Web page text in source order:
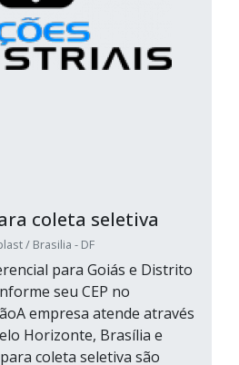
coleta seletiva
/ Brasilia - DF
para Goiás e Distrito
seu CEP no
empresa atende através
Horizonte, Brasília e
coleta seletiva são